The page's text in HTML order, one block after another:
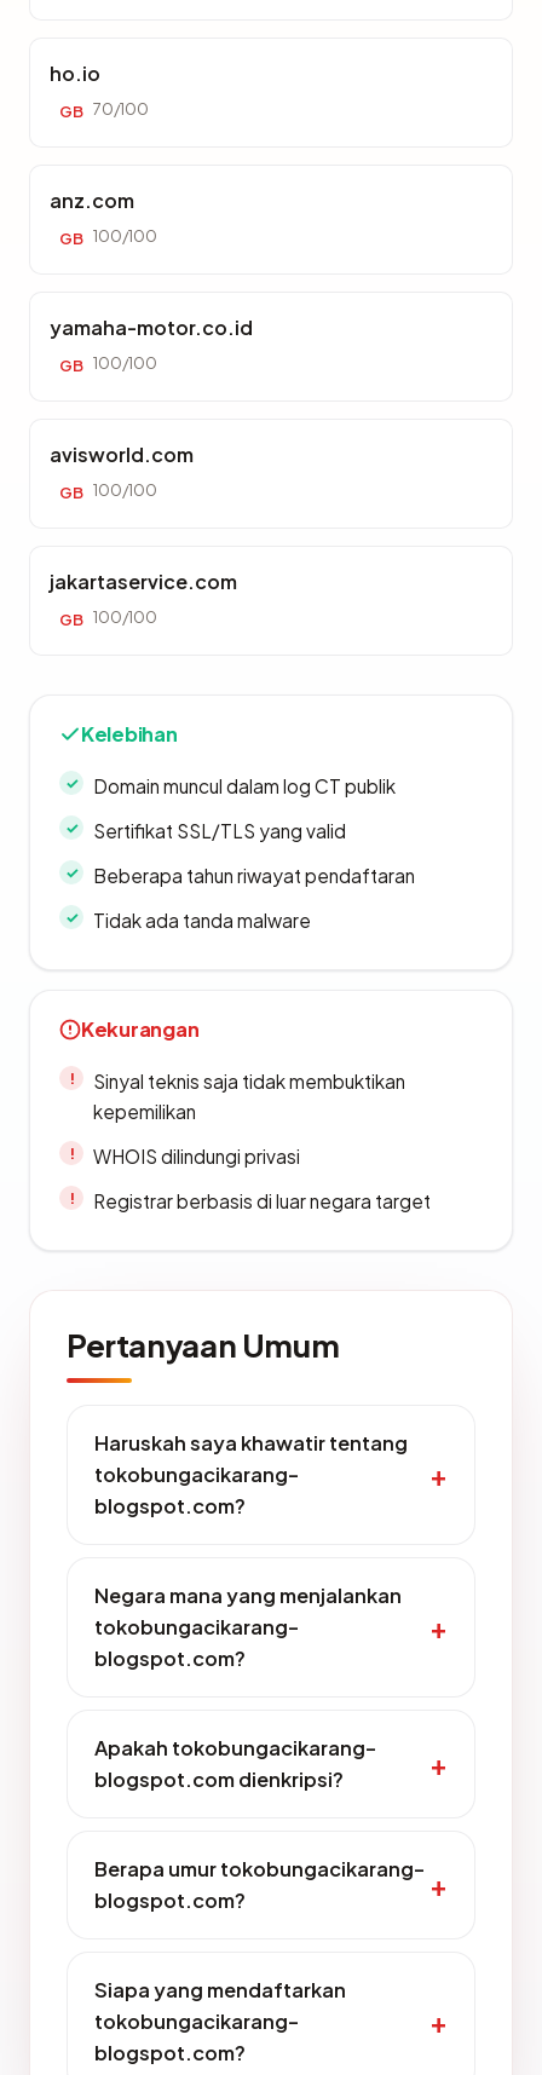
ho.io
GB 70/100
anz.com
GB 100/100
yamaha-motor.co.id
GB 100/100
avisworld.com
GB 100/100
jakartaservice.com
GB 100/100
Kelebihan
Domain muncul dalam log CT publik
Sertifikat SSL/TLS yang valid
Beberapa tahun riwayat pendaftaran
Tidak ada tanda malware
Kekurangan
Sinyal teknis saja tidak membuktikan
kepemilikan
WHOIS dilindungi privasi
Registrar berbasis di luar negara target
Pertanyaan Umum
Haruskah saya khawatir tentang
tokobungacikarang-
blogspot.com?
Negara mana yang menjalankan
tokobungacikarang-
blogspot.com?
Apakah tokobungacikarang-
blogspot.com dienkripsi?
Berapa umur tokobungacikarang-
blogspot.com?
Siapa yang mendaftarkan
tokobungacikarang-
blogspot.com?